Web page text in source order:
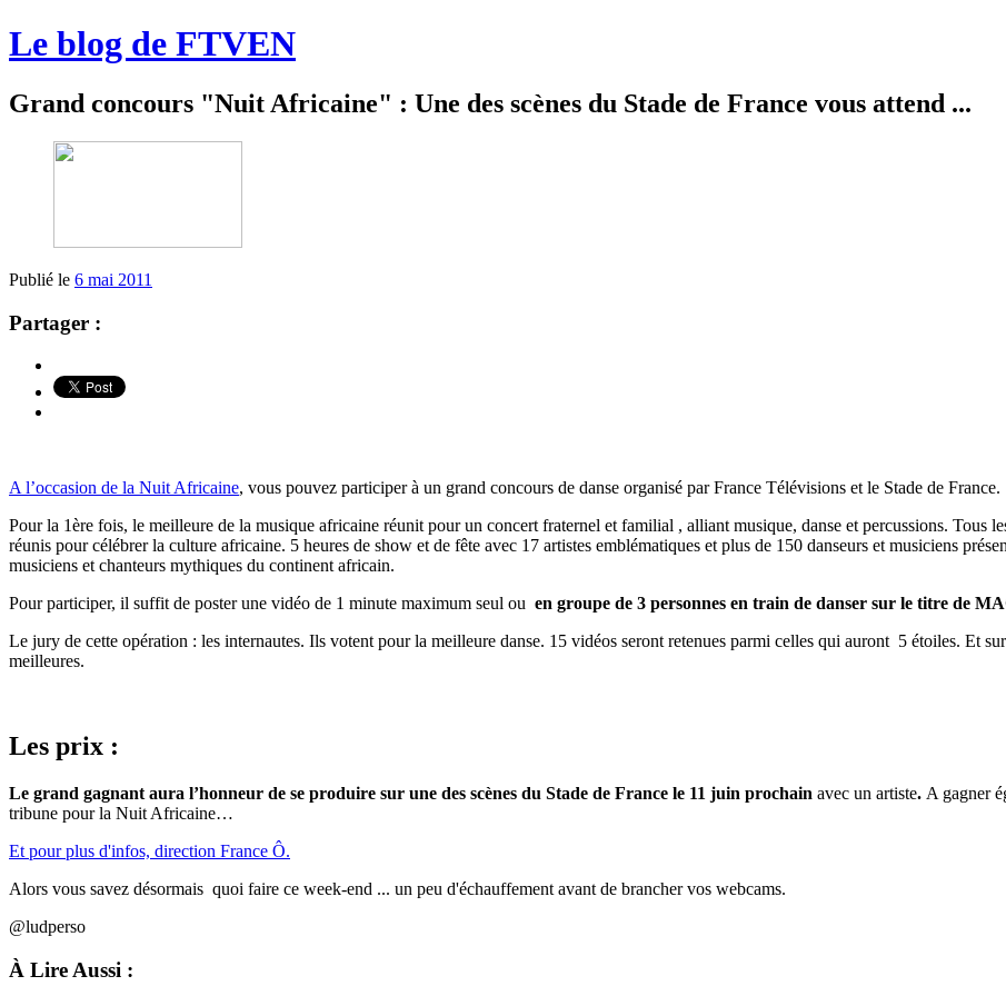
Le blog de FTVEN
Grand concours "Nuit Africaine" : Une des scènes du Stade de France vous attend ...
Publié le 6 mai 2011
Partager :
A l’occasion de la Nuit Africaine, vous pouvez participer à un grand concours de danse organisé par France Télévisions et le Stade de France.
Pour la 1ère fois, le meilleure de la musique africaine réunit pour un concert fraternel et familial , alliant musique, danse et percussions. Tous
réunis pour célébrer la culture africaine. 5 heures de show et de fête avec 17 artistes emblématiques et plus de 150 danseurs et musiciens
musiciens et chanteurs mythiques du continent africain.
Pour participer, il suffit de poster une vidéo de 1 minute maximum seul ou en groupe de 3 personnes en train de danser sur le titre de
Le jury de cette opération : les internautes. Ils votent pour la meilleure danse. 15 vidéos seront retenues parmi celles qui auront 5 étoiles. Et
meilleures.
Les prix :
Le grand gagnant aura l’honneur de se produire sur une des scènes du Stade de France le 11 juin prochain avec un artiste. A gagner
tribune pour la Nuit Africaine…
Et pour plus d'infos, direction France Ô.
Alors vous savez désormais quoi faire ce week-end ... un peu d'échauffement avant de brancher vos webcams.
@ludperso
À Lire Aussi :